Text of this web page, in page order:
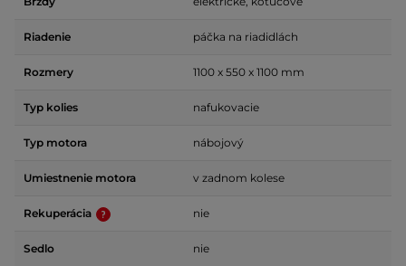
Riadenie páčka na riadidlách
Rozmery 1100 x 550 x 1100 mm
Typ kolies nafukovacie
Typ motora nábojový
Umiestnenie motora v zadnom kolese
Rekuperácia nie
Sedlo nie